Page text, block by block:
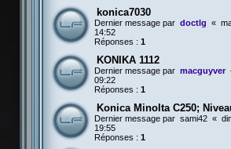
konica7030
Dernier message par doctlg «
14:52
Réponses : 1
KONIKA 1112
Dernier message par macguyver
09:22
Réponses : 1
Konica Minolta C250;
Dernier message par sami42 «
19:55
Réponses : 1